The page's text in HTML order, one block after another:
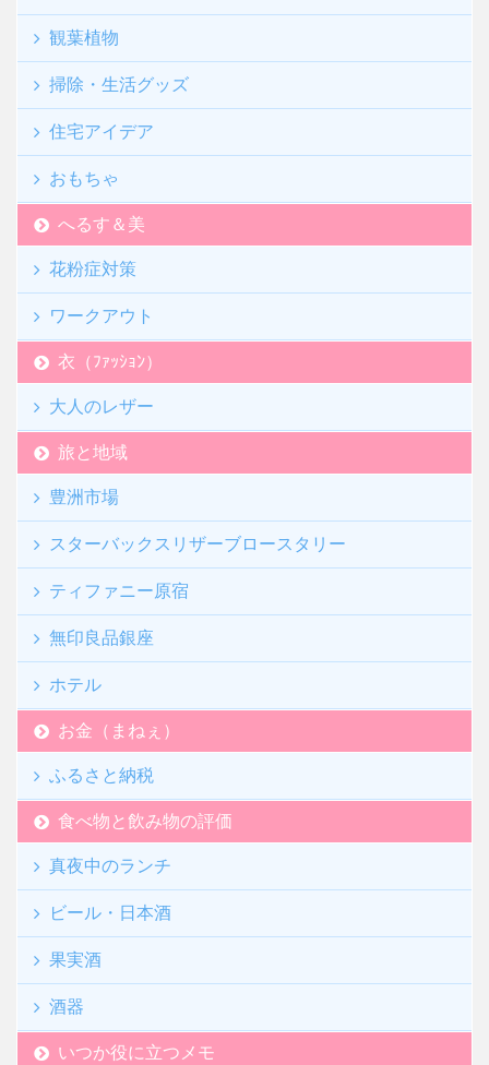
観葉植物
掃除・生活グッズ
住宅アイデア
おもちゃ
へるす＆美
花粉症対策
ワークアウト
衣（ﾌｧｯｼｮﾝ）
大人のレザー
旅と地域
豊洲市場
スターバックスリザーブロースタリー
ティファニー原宿
無印良品銀座
ホテル
お金（まねぇ）
ふるさと納税
食べ物と飲み物の評価
真夜中のランチ
ビール・日本酒
果実酒
酒器
いつか役に立つメモ